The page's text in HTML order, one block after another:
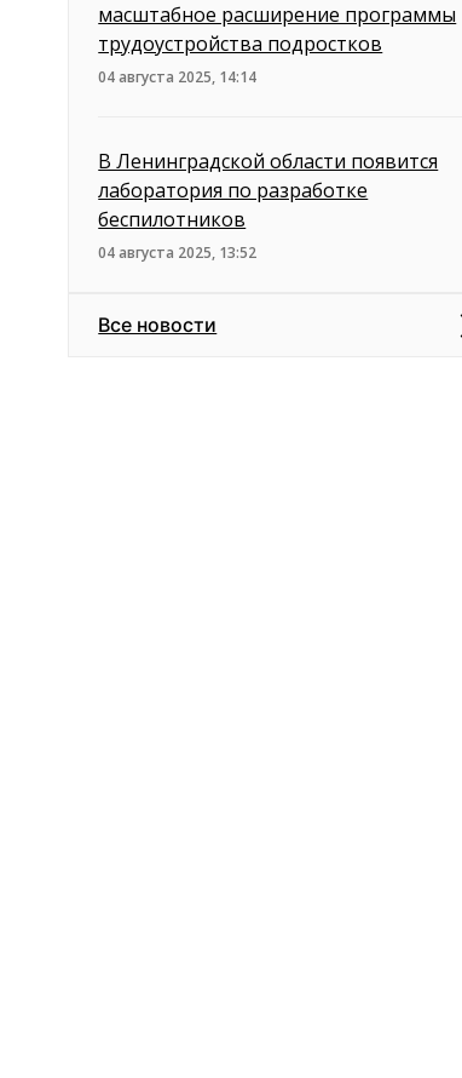
масштабное расширение программы
трудоустройства подростков
04 августа 2025, 14:14
В Ленинградской области появится
лаборатория по разработке
беспилотников
04 августа 2025, 13:52
Все новости